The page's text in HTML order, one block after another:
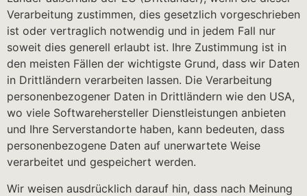
Verarbeitung zustimmen, dies gesetzlich vorgeschrieben
ist oder vertraglich notwendig und in jedem Fall nur
soweit dies generell erlaubt ist. Ihre Zustimmung ist in
den meisten Fällen der wichtigste Grund, dass wir Daten
in Drittländern verarbeiten lassen. Die Verarbeitung
personenbezogener Daten in Drittländern wie den USA,
wo viele Softwarehersteller Dienstleistungen anbieten
und Ihre Serverstandorte haben, kann bedeuten, dass
personenbezogene Daten auf unerwartete Weise
verarbeitet und gespeichert werden.
Wir weisen ausdrücklich darauf hin, dass nach Meinung